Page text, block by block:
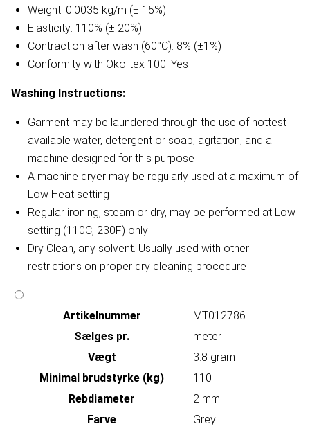
Weight: 0.0035 kg/m (± 15%)
Elasticity: 110% (± 20%)
Contraction after wash (60°C): 8% (±1%)
Conformity with Öko-tex 100: Yes
Washing Instructions:
Garment may be laundered through the use of hottest
available water, detergent or soap, agitation, and a
machine designed for this purpose
A machine dryer may be regularly used at a maximum of
Low Heat setting
Regular ironing, steam or dry, may be performed at Low
setting (110C, 230F) only
Dry Clean, any solvent. Usually used with other
restrictions on proper dry cleaning procedure
Artikelnummer
MT012786
Sælges pr.
meter
Vægt
3.8 gram
Minimal brudstyrke (kg)
110
Rebdiameter
2 mm
Farve
Grey